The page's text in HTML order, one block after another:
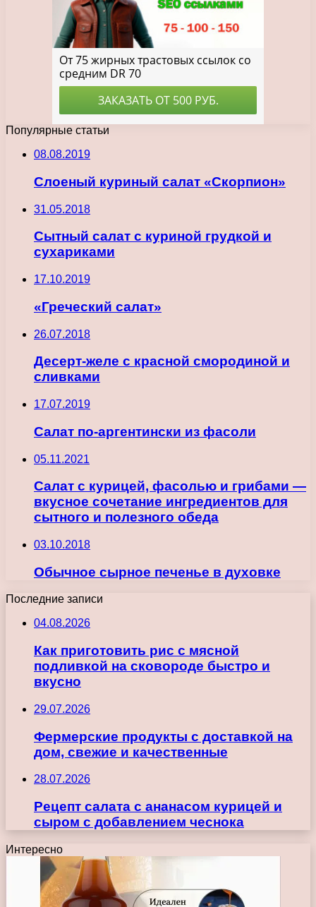
Популярные статьи
08.08.2019
Слоеный куриный салат «Скорпион»
31.05.2018
Сытный салат с куриной грудкой и
сухариками
17.10.2019
«Греческий салат»
26.07.2018
Десерт-желе с красной смородиной и
сливками
17.07.2019
Салат по-аргентински из фасоли
05.11.2021
Салат с курицей, фасолью и грибами —
вкусное сочетание ингредиентов для
сытного и полезного обеда
03.10.2018
Обычное сырное печенье в духовке
Последние записи
04.08.2026
Как приготовить рис с мясной
подливкой на сковороде быстро и
вкусно
29.07.2026
Фермерские продукты с доставкой на
дом, свежие и качественные
28.07.2026
Рецепт салата с ананасом курицей и
сыром с добавлением чеснока
Интересно